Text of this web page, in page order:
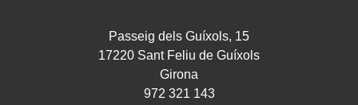
Passeig dels Guíxols, 15
17220 Sant Feliu de Guíxols
Girona
972 321 143